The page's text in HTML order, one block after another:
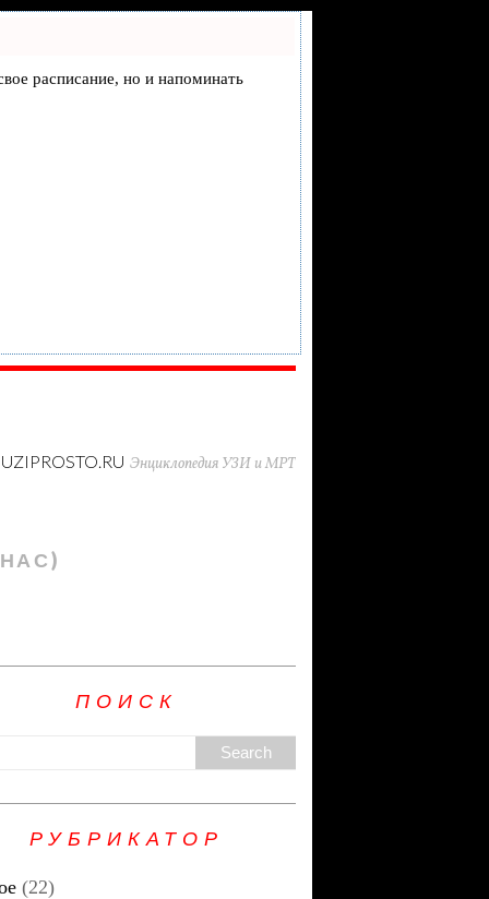
расписание, но и напоминать
UZIPROSTO.RU Энциклопедия УЗИ и МРТ
ПОИСК
РУБРИКАТОР
(22)